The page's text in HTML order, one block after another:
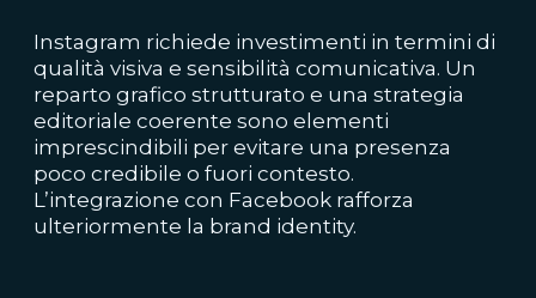
Instagram richiede investimenti in termini di
qualità visiva e sensibilità comunicativa. Un
reparto grafico strutturato e una strategia
editoriale coerente sono elementi
imprescindibili per evitare una presenza
poco credibile o fuori contesto.
L’integrazione con Facebook rafforza
ulteriormente la brand identity.